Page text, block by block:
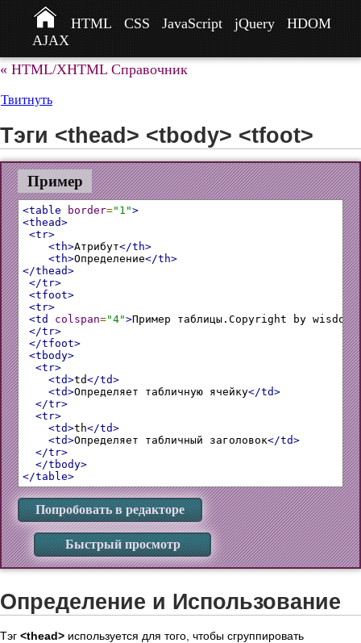
HTML CSS JavaScript jQuery
HDOM
AJAX
« HTML/XHTML Справочник
Твитнуть
Тэги <thead> <tbody> <tfoot>
Пример
<table border="1">
<thead>
<tr>
<th>Атрибут</th>
<th>Определение</th>
</thead>
</tr>
<tfoot>
<tr>
<td
colspan="4">Пример таблицы.Copyright by
</tr>
</tfoot>
<tbody>
<tr>
<td>td</td>
<td>Определяет табличную ячейку</td>
</tr>
<tr>
<td>th</td>
<td>Определяет табличный заголовок</td>
</tr>
</tbody>
</table>
Попробовать в редакторе
Быстрый просмотр
Определение и Использование
Тэг <thead> используется для того, чтобы сгруппировать